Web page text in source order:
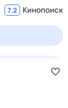
7.2 Кинопоиск